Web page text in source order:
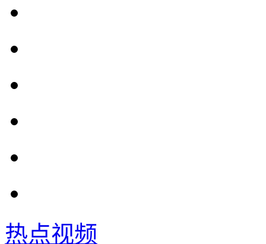
热点视频